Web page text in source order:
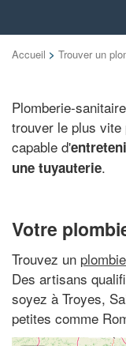
Accueil > Trouver un
Plomberie-
trouver le plus vite
capable d'
une tuyauterie.
Votre
Trouvez un
Des artisans
soyez à Troyes,
petites comme